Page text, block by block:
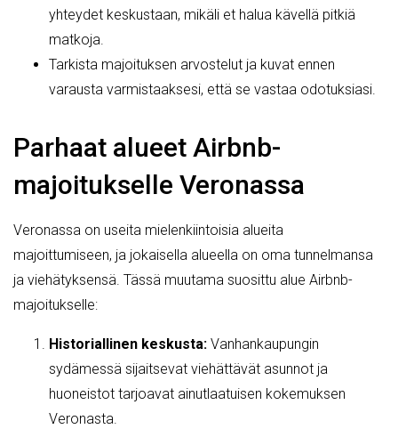
yhteydet keskustaan, mikäli et halua kävellä pitkiä
matkoja.
Tarkista majoituksen arvostelut ja kuvat ennen
varausta varmistaaksesi, että se vastaa odotuksiasi.
Parhaat alueet Airbnb-
majoitukselle Veronassa
Veronassa on useita mielenkiintoisia alueita
majoittumiseen, ja jokaisella alueella on oma tunnelmansa
ja viehätyksensä. Tässä muutama suosittu alue Airbnb-
majoitukselle:
Historiallinen keskusta: Vanhankaupungin
sydämessä sijaitsevat viehättävät asunnot ja
huoneistot tarjoavat ainutlaatuisen kokemuksen
Veronasta.